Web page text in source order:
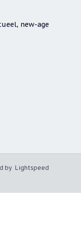
new-age
by Lightspeed